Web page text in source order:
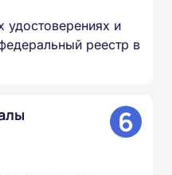
и
реестр в
6